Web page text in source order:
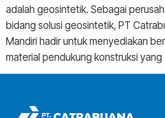
adalah geosintetik. Sebagai
bidang solusi geosintetik, PT
Mandiri hadir untuk menyediakan
material pendukung konstruksi